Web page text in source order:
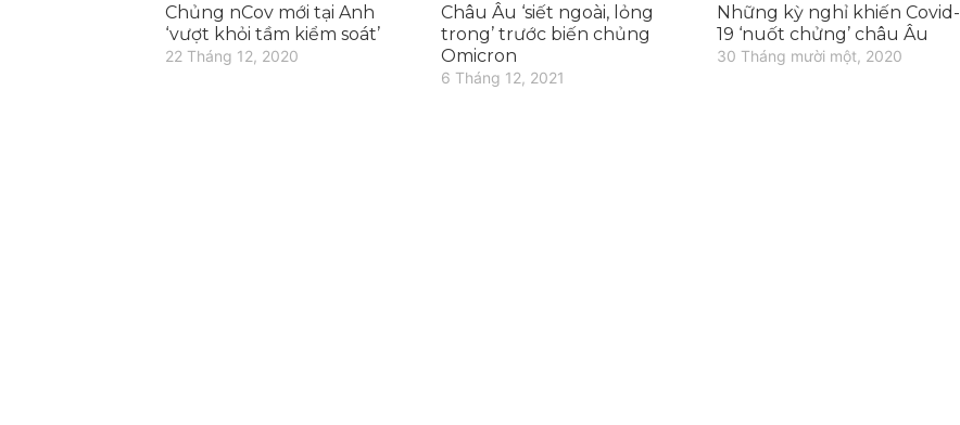
Chủng nCov mới tại Anh
‘vượt khỏi tầm kiểm soát’
22 Tháng 12, 2020
Châu Âu ‘siết ngoài, lỏng
trong’ trước biến chủng
Omicron
6 Tháng 12, 2021
Những kỳ nghỉ khiến Covid-
19 ‘nuốt chửng’ châu Âu
30 Tháng mười một, 2020